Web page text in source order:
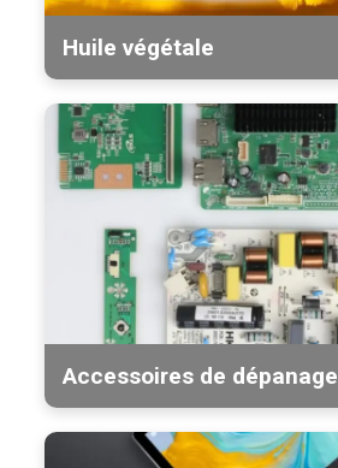
Huile végétale
Accessoires de dépanage